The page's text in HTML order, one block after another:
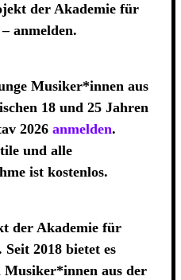
der Akademie für
anmelden.
Musiker*innen aus
18 und 25 Jahren
2026anmelden.
und alle
ist kostenlos.
der Akademie für
2018 bietet es
aus der